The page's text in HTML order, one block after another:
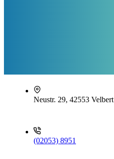
Neustr. 29, 42553 Velbert
(02053) 8951